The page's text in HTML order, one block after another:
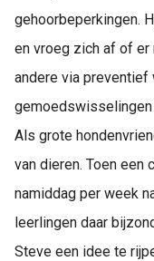
gehoorbeperkingen.
en vroeg zich af of er
andere via preventief
gemoedswisselingen
Als grote
van dieren. Toen een
namiddag per week
leerlingen daar
Steve een idee te